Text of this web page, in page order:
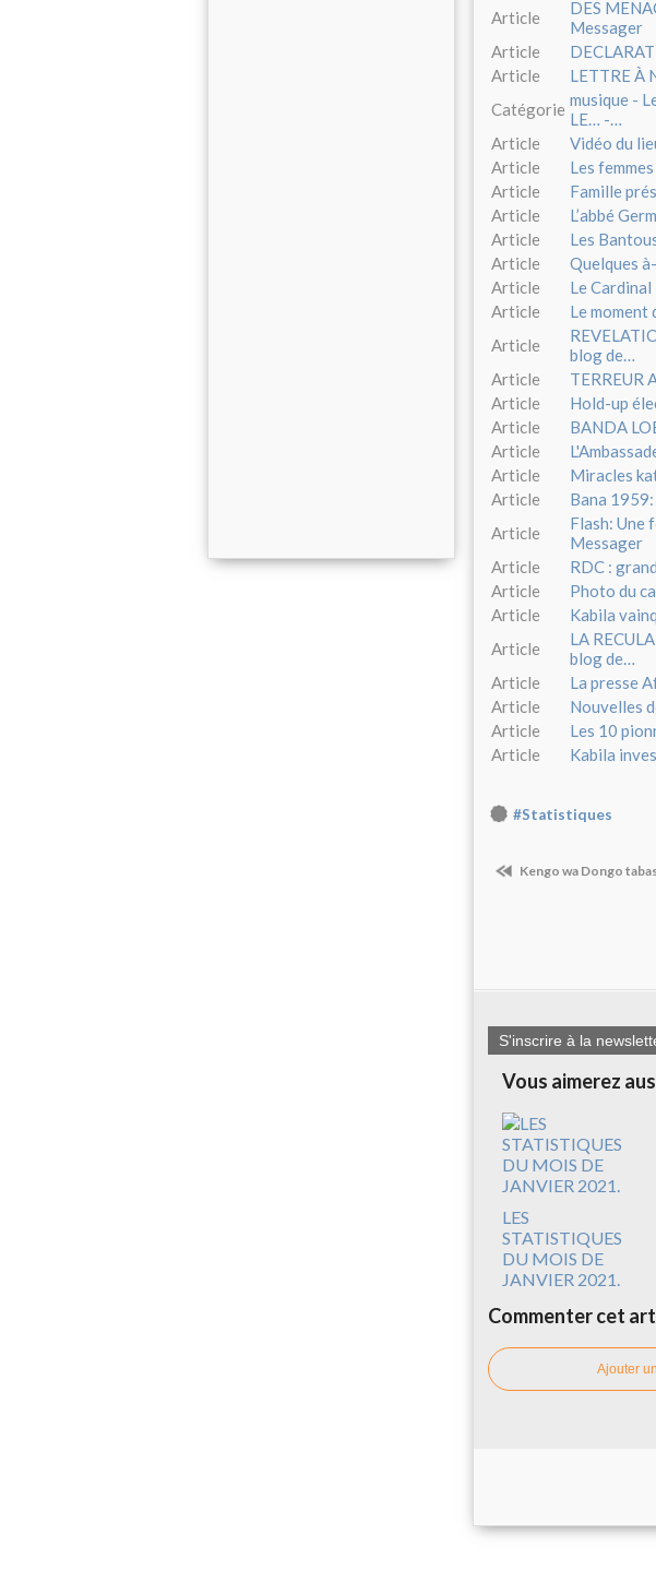
Article
DES
Messager
Article
Article
LETTRE À
Catégorie musique -
LE… -…
Article
Vidéo du
Article
Les
Article
Famille
Article
L’abbé
Article
Les
Article
Quelques
Article
Le
Article
Le
Article
blog de…
Article
TERREUR
Article
Hold-up
Article
BANDA
Article
Article
Miracles
Article
Bana
Article
Flash: Une
Messager
Article
RDC :
Article
Photo du
Article
Kabila
Article
LA
blog de…
Article
La presse
Article
Nouvelles
Article
Les 10
Article
Kabila
#Statistiques
Kengo wa Dongo
S'inscrire à la
Vous aimerez
LES
STATISTIQUES
DU MOIS DE
JANVIER 2021.
Commenter cet
Ajouter